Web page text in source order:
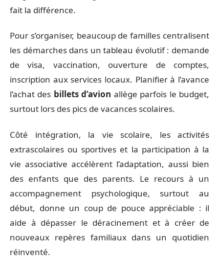
fait la différence.
Pour s’organiser, beaucoup de familles centralisent
les démarches dans un tableau évolutif : demande
de visa, vaccination, ouverture de comptes,
inscription aux services locaux. Planifier à l’avance
l’achat des billets d’avion allège parfois le budget,
surtout lors des pics de vacances scolaires.
Côté intégration, la vie scolaire, les activités
extrascolaires ou sportives et la participation à la
vie associative accélèrent l’adaptation, aussi bien
des enfants que des parents. Le recours à un
accompagnement psychologique, surtout au
début, donne un coup de pouce appréciable : il
aide à dépasser le déracinement et à créer de
nouveaux repères familiaux dans un quotidien
réinventé.